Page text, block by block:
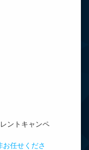
ント キャンペ
お任せくださ